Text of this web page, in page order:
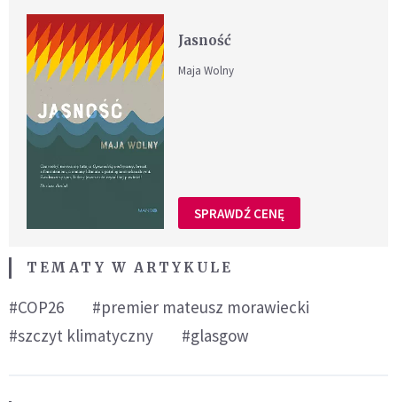
Jasność
Maja Wolny
SPRAWDŹ CENĘ
TEMATY W ARTYKULE
#COP26
#premier mateusz morawiecki
#szczyt klimatyczny
#glasgow